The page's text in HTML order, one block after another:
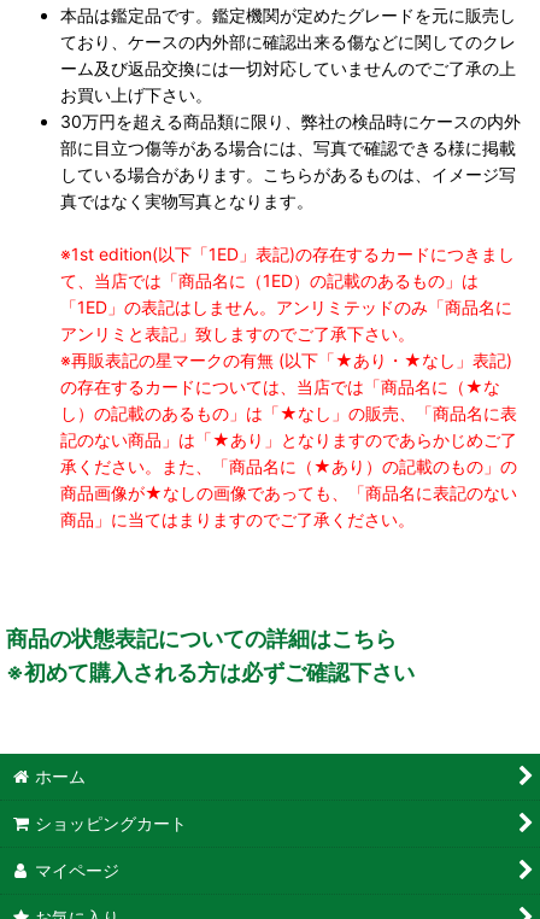
本品は鑑定品です。鑑定機関が定めたグレードを元に販売し
ており、ケースの内外部に確認出来る傷などに関してのクレ
ーム及び返品交換には一切対応していませんのでご了承の上
お買い上げ下さい。
30万円を超える商品類に限り、弊社の検品時にケースの内外
部に目立つ傷等がある場合には、写真で確認できる様に掲載
している場合があります。こちらがあるものは、イメージ写
真ではなく実物写真となります。
※1st edition(以下「1ED」表記)の存在するカードにつきまし
て、当店では「商品名に（1ED）の記載のあるもの」は
「1ED」の表記はしません。アンリミテッドのみ「商品名に
アンリミと表記」致しますのでご了承下さい。
※再販表記の星マークの有無 (以下「★あり・★なし」表記)
の存在するカードについては、当店では「商品名に（★な
し）の記載のあるもの」は「★なし」の販売、「商品名に表
記のない商品」は「★あり」となりますのであらかじめご了
承ください。また、「商品名に（★あり）の記載のもの」の
商品画像が★なしの画像であっても、「商品名に表記のない
商品」に当てはまりますのでご了承ください。
商品の状態表記についての詳細はこちら
※初めて購入される方は必ずご確認下さい
ホーム
ショッピングカート
マイページ